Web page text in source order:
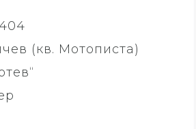
(кв. Мотописта)